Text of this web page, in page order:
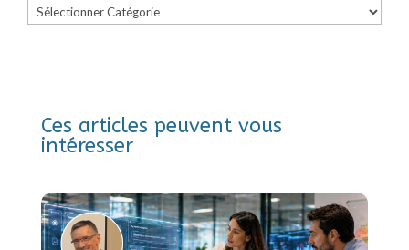
Catégories
Ces articles peuvent vous
intéresser